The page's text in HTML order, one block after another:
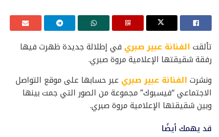
تألقتالفنانة عبير صبريفي إطلالة جديدة ظهرت فيها
رفقة شقيقتها الإعلامية مروة صبري.
ونشرتالفنانة عبير صبريعبر حسابها على موقع التواصل
الاجتماعي “فيسبوك” مجموعة من الصور التي جمت بينها
وبين شقيقتها الإعلامية مروة صبري.
قد يهمك أيضًا